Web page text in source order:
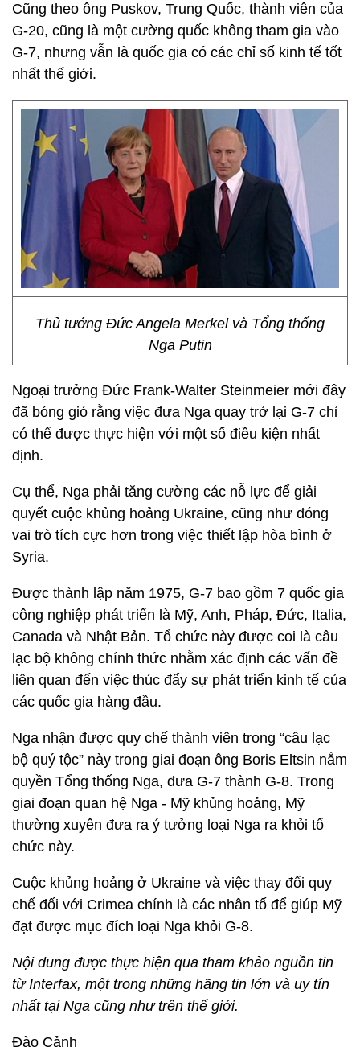
Cũng theo ông Puskov, Trung Quốc, thành viên của
G-20, cũng là một cường quốc không tham gia vào
G-7, nhưng vẫn là quốc gia có các chỉ số kinh tế tốt
nhất thế giới.
Thủ tướng Đức Angela Merkel và Tổng thống
Nga Putin
Ngoại trưởng Đức Frank-Walter Steinmeier mới đây
đã bóng gió rằng việc đưa Nga quay trở lại G-7 chỉ
có thể được thực hiện với một số điều kiện nhất
định.
Cụ thể, Nga phải tăng cường các nỗ lực để giải
quyết cuộc khủng hoảng Ukraine, cũng như đóng
vai trò tích cực hơn trong việc thiết lập hòa bình ở
Syria.
Được thành lập năm 1975, G-7 bao gồm 7 quốc gia
công nghiệp phát triển là Mỹ, Anh, Pháp, Đức, Italia,
Canada và Nhật Bản. Tổ chức này được coi là câu
lạc bộ không chính thức nhằm xác định các vấn đề
liên quan đến việc thúc đẩy sự phát triển kinh tế của
các quốc gia hàng đầu.
Nga nhận được quy chế thành viên trong “câu lạc
bộ quý tộc” này trong giai đoạn ông Boris Eltsin nắm
quyền Tổng thống Nga, đưa G-7 thành G-8. Trong
giai đoạn quan hệ Nga - Mỹ khủng hoảng, Mỹ
thường xuyên đưa ra ý tưởng loại Nga ra khỏi tổ
chức này.
Cuộc khủng hoảng ở Ukraine và việc thay đổi quy
chế đối với Crimea chính là các nhân tố để giúp Mỹ
đạt được mục đích loại Nga khỏi G-8.
Nội dung được thực hiện qua tham khảo nguồn tin
từ Interfax, một trong những hãng tin lớn và uy tín
nhất tại Nga cũng như trên thế giới.
Đào Cảnh